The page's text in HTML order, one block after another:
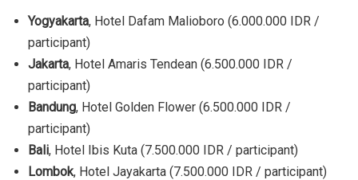
Yogyakarta, Hotel Dafam Malioboro (6.000.000 IDR /
participant)
Jakarta, Hotel Amaris Tendean (6.500.000 IDR /
participant)
Bandung, Hotel Golden Flower (6.500.000 IDR /
participant)
Bali, Hotel Ibis Kuta (7.500.000 IDR / participant)
Lombok, Hotel Jayakarta (7.500.000 IDR / participant)